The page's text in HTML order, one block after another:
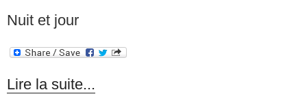
Nuit et jour
Lire la suite...